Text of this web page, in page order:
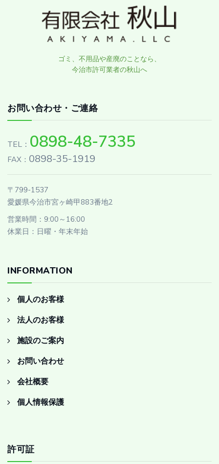
ゴミ、不用品や産廃のことなら、
今治市許可業者の秋山へ
お問い合わせ・ご連絡
TEL： 0898-48-7335
FAX： 0898-35-1919
〒799-1537
愛媛県今治市宮ヶ崎甲883番地2
営業時間：9:00～16:00
休業日：日曜・年末年始
INFORMATION
個人のお客様
法人のお客様
施設のご案内
お問い合わせ
会社概要
個人情報保護
許可証